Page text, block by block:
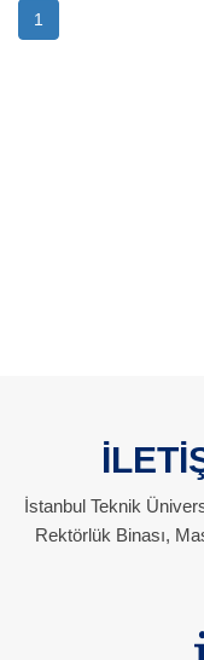
1
İstanbul Teknik
Rektörlük Binası,